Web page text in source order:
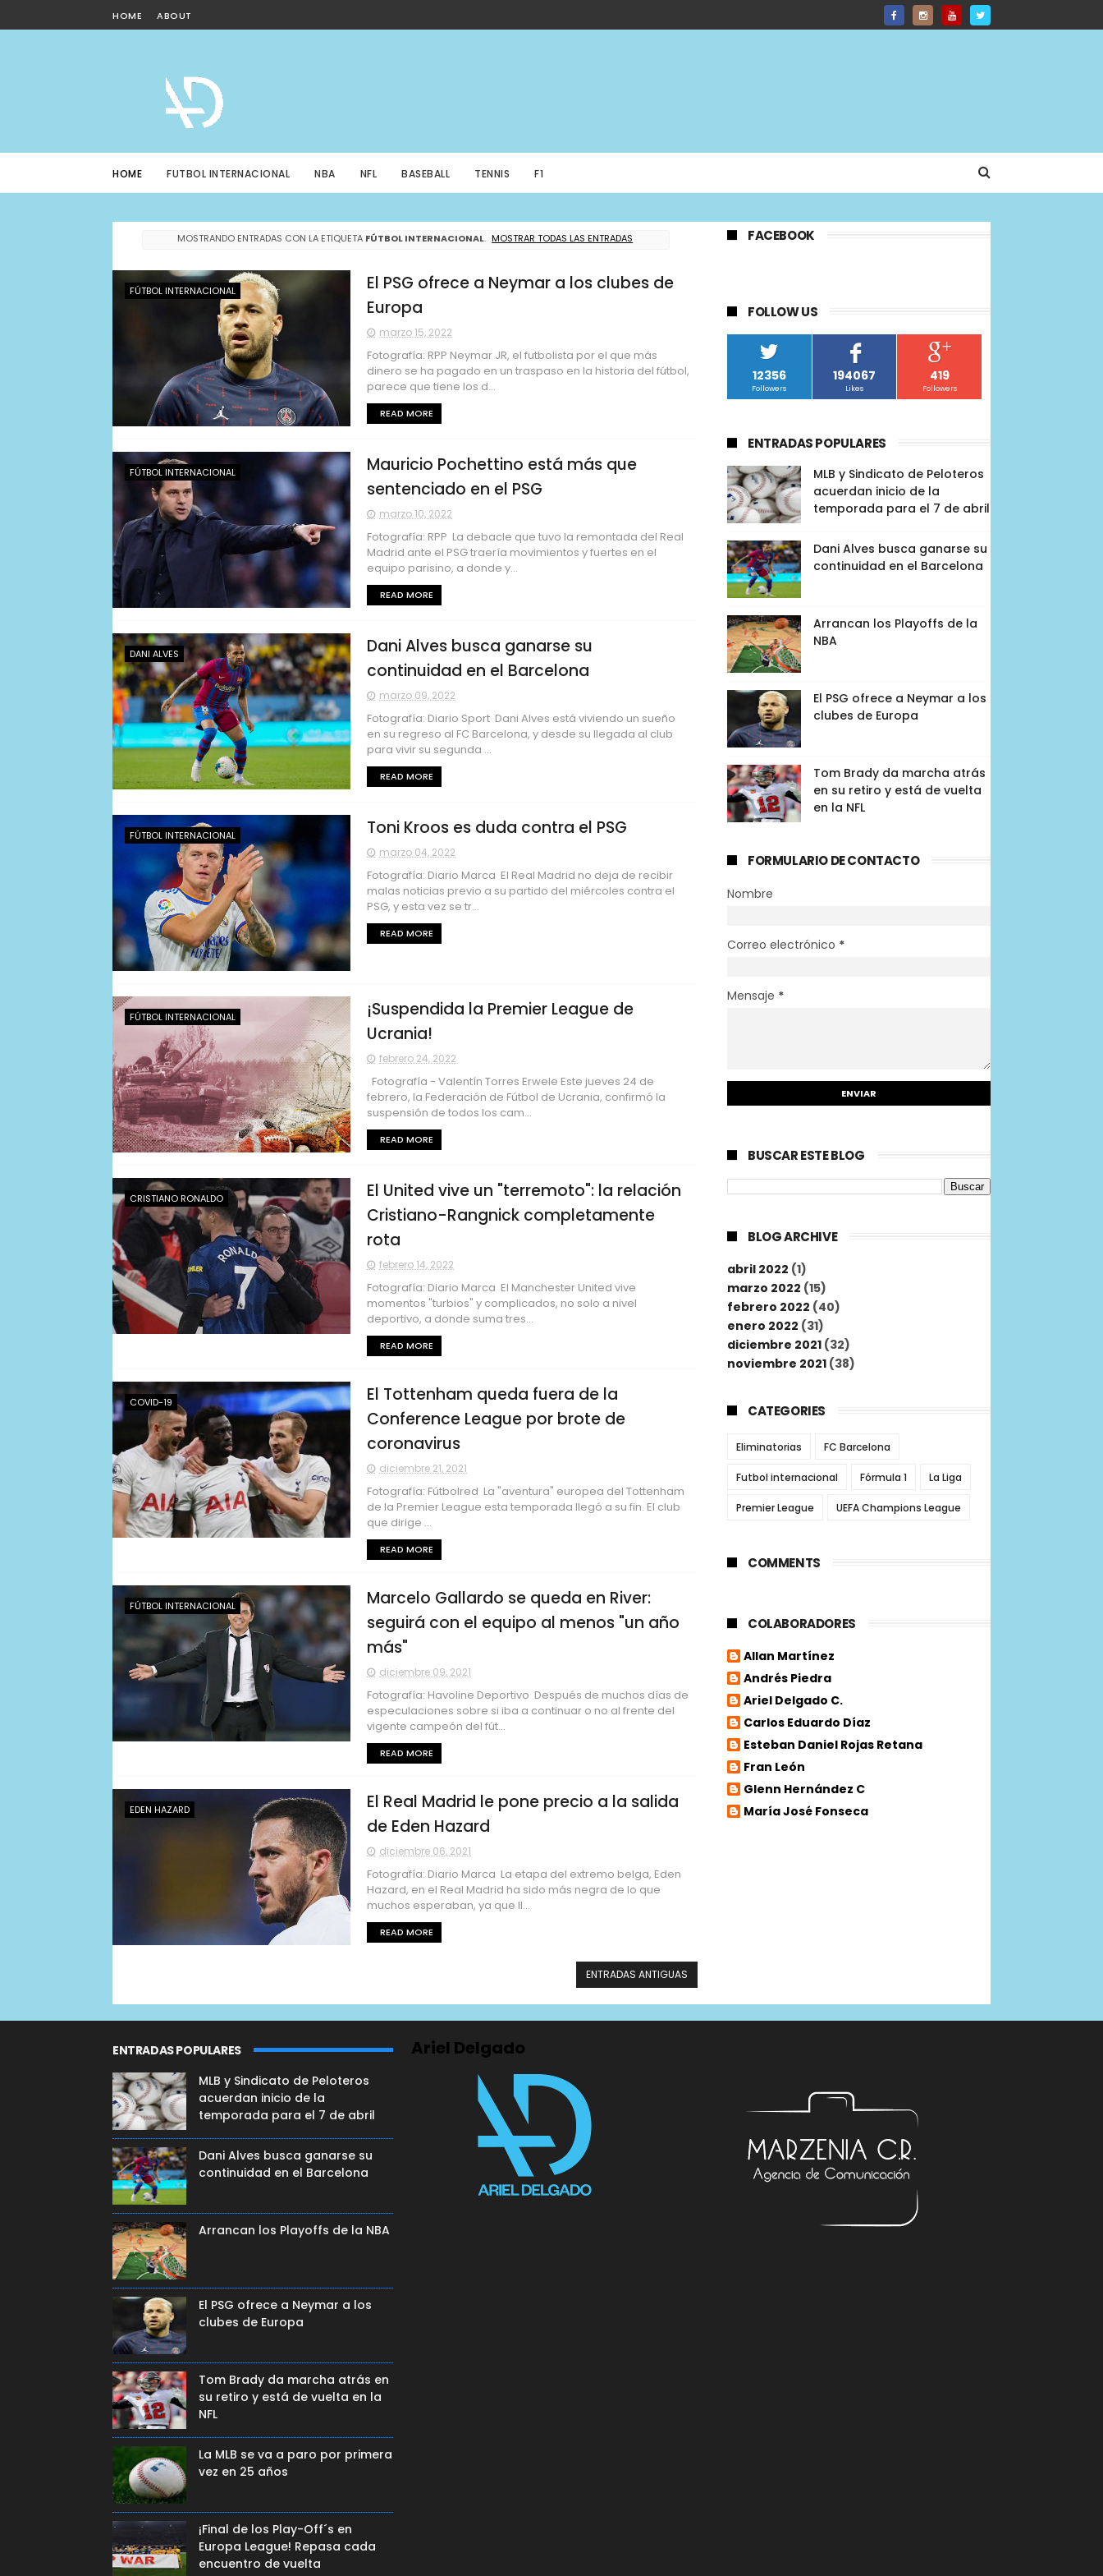
HOME ABOUT
HOME FUTBOL INTERNACIONAL NBA NFL BASEBALL TENNIS F1
MOSTRANDO ENTRADAS CON LA ETIQUETA FÚTBOL INTERNACIONAL. MOSTRAR TODAS LAS ENTRADAS
FÚTBOL INTERNACIONAL
El PSG ofrece a Neymar a los clubes de
Europa
marzo 15, 2022
Fotografía: RPP Neymar JR, el futbolista por el que más
dinero se ha pagado en un traspaso en la historia del fútbol,
parece que tiene los d...
READ MORE
FÚTBOL INTERNACIONAL
Mauricio Pochettino está más que
sentenciado en el PSG
marzo 10, 2022
Fotografía: RPP La debacle que tuvo la remontada del Real
Madrid ante el PSG traería movimientos y fuertes en el
equipo parisino, a donde y...
READ MORE
DANI ALVES
Dani Alves busca ganarse su
continuidad en el Barcelona
marzo 09, 2022
Fotografía: Diario Sport Dani Alves está viviendo un sueño
en su regreso al FC Barcelona, y desde su llegada al club
para vivir su segunda ...
READ MORE
FÚTBOL INTERNACIONAL Toni Kroos es duda contra el PSG
marzo 04, 2022
Fotografía: Diario Marca El Real Madrid no deja de recibir
malas noticias previo a su partido del miércoles contra el
PSG, y esta vez se tr...
READ MORE
FÚTBOL INTERNACIONAL
¡Suspendida la Premier League de
Ucrania!
febrero 24, 2022
Fotografía - Valentín Torres Erwele Este jueves 24 de
febrero, la Federación de Fútbol de Ucrania, confirmó la
suspensión de todos los cam...
READ MORE
CRISTIANO RONALDO
El United vive un "terremoto": la relación
Cristiano-Rangnick completamente
rota
febrero 14, 2022
Fotografía: Diario Marca El Manchester United vive
momentos "turbios" y complicados, no solo a nivel
deportivo, a donde suma tres...
READ MORE
COVID-19
El Tottenham queda fuera de la
Conference League por brote de
coronavirus
diciembre 21, 2021
Fotografía: Fútbolred La "aventura" europea del Tottenham
de la Premier League esta temporada llegó a su fin. El club
que dirige ...
READ MORE
FÚTBOL INTERNACIONAL
Marcelo Gallardo se queda en River:
seguirá con el equipo al menos "un año
más"
diciembre 09, 2021
Fotografía: Havoline Deportivo Después de muchos días de
especulaciones sobre si iba a continuar o no al frente del
vigente campeón del fút...
READ MORE
EDEN HAZARD
El Real Madrid le pone precio a la salida
de Eden Hazard
diciembre 06, 2021
Fotografía: Diario Marca La etapa del extremo belga, Eden
Hazard, en el Real Madrid ha sido más negra de lo que
muchos esperaban, ya que ll...
READ MORE
ENTRADAS ANTIGUAS
FACEBOOK
FOLLOW US
12356
Followers
194067
Likes
419
Followers
ENTRADAS POPULARES
MLB y Sindicato de Peloteros
acuerdan inicio de la
temporada para el 7 de abril
Dani Alves busca ganarse su
continuidad en el Barcelona
Arrancan los Playoffs de la
NBA
El PSG ofrece a Neymar a los
clubes de Europa
Tom Brady da marcha atrás
en su retiro y está de vuelta
en la NFL
FORMULARIO DE CONTACTO
Nombre
Correo electrónico *
Mensaje *
BUSCAR ESTE BLOG
BLOG ARCHIVE
abril 2022 (1)
marzo 2022 (15)
febrero 2022 (40)
enero 2022 (31)
diciembre 2021 (32)
noviembre 2021 (38)
CATEGORIES
Eliminatorias FC Barcelona
Futbol internacional Fórmula 1 La Liga
Premier League UEFA Champions League
COMMENTS
COLABORADORES
Allan Martínez
Andrés Piedra
Ariel Delgado C.
Carlos Eduardo Díaz
Esteban Daniel Rojas Retana
Fran León
Glenn Hernández C
María José Fonseca
ENTRADAS POPULARES
MLB y Sindicato de Peloteros
acuerdan inicio de la
temporada para el 7 de abril
Dani Alves busca ganarse su
continuidad en el Barcelona
Arrancan los Playoffs de la NBA
El PSG ofrece a Neymar a los
clubes de Europa
Tom Brady da marcha atrás en
su retiro y está de vuelta en la
NFL
La MLB se va a paro por primera
vez en 25 años
¡Final de los Play-Off´s en
Europa League! Repasa cada
encuentro de vuelta
Ariel Delgado